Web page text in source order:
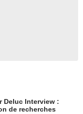
Deluc Interview :
de recherches